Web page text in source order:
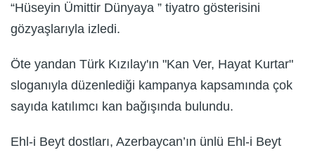
“Hüseyin Ümittir Dünyaya ” tiyatro gösterisini
gözyaşlarıyla izledi.
Öte yandan Türk Kızılay'ın "Kan Ver, Hayat Kurtar"
sloganıyla düzenlediği kampanya kapsamında çok
sayıda katılımcı kan bağışında bulundu.
Ehl-i Beyt dostları, Azerbaycan’ın ünlü Ehl-i Beyt